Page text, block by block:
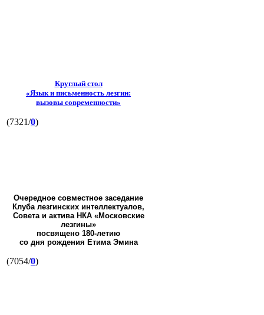
Круглый стол
«Язык и письменность лезгин:
вызовы современности»
(7321/0)
Очередное совместное заседание
Клуба лезгинских интеллектуалов,
Совета и актива НКА «Московские
лезгины»
посвящено 180-летию
со дня рождения Етима Эмина
(7054/0)